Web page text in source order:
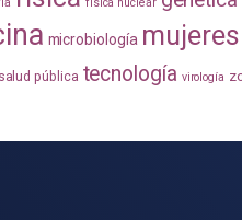
microbiología
salud pública tecnología virología